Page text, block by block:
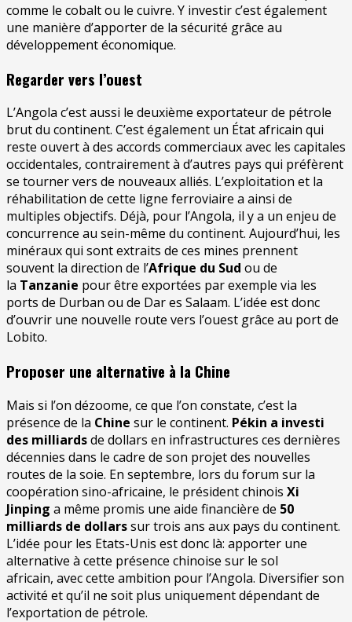
comme le cobalt ou le cuivre. Y investir c’est également
une manière d’apporter de la sécurité grâce au
développement économique.
Regarder vers l’ouest
L’Angola c’est aussi le deuxième exportateur de pétrole
brut du continent. C’est également un État africain qui
reste ouvert à des accords commerciaux avec les capitales
occidentales, contrairement à d’autres pays qui préfèrent
se tourner vers de nouveaux alliés. L’exploitation et la
réhabilitation de cette ligne ferroviaire a ainsi de
multiples objectifs. Déjà, pour l’Angola, il y a un enjeu de
concurrence au sein-même du continent. Aujourd’hui, les
minéraux qui sont extraits de ces mines prennent
souvent la direction de l’Afrique du Sud ou de
la Tanzanie pour être exportées par exemple via les
ports de Durban ou de Dar es Salaam. L’idée est donc
d’ouvrir une nouvelle route vers l’ouest grâce au port de
Lobito.
Proposer une alternative à la Chine
Mais si l’on dézoome, ce que l’on constate, c’est la
présence de la Chine sur le continent. Pékin a investi
des milliardsde dollars en infrastructures ces dernières
décennies dans le cadre de son projet des nouvelles
routes de la soie. En septembre, lors du forum sur la
coopération sino-africaine, le président chinois Xi
Jinping a même promis une aide financière de 50
milliards de dollarssur trois ans aux pays du continent.
L’idée pour les Etats-Unis est donc là: apporter une
alternative à cette présence chinoise sur le sol
africain, avec cette ambition pour l’Angola. Diversifier son
activité et qu’il ne soit plus uniquement dépendant de
l’exportation de pétrole.